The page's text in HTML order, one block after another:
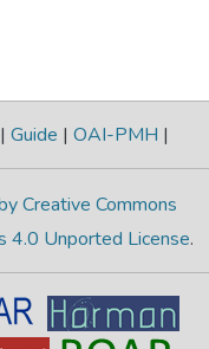
| Guide | OAI-PMH |
Creative Commons
4.0 Unported License.